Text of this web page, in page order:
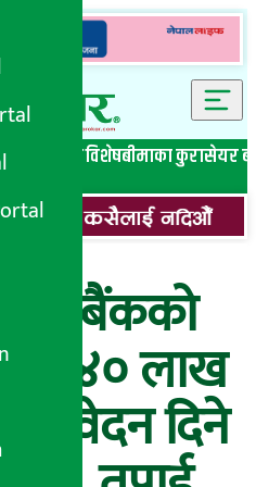
लघुवित्त विशेषबीमाका कुरासेयर
बैंकको
४० लाख
आवेदन दिने